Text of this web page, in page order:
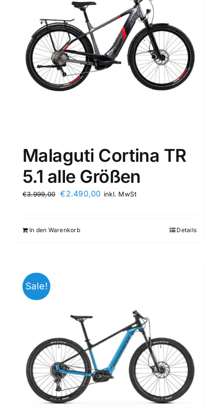
Malaguti Cortina TR
5.1 alle Größen
€3.999,00 €2.490,00 inkl. MwSt
In den Warenkorb Details
Sale!